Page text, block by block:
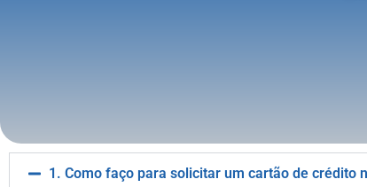
1. Como faço para solicitar um cartão de crédito